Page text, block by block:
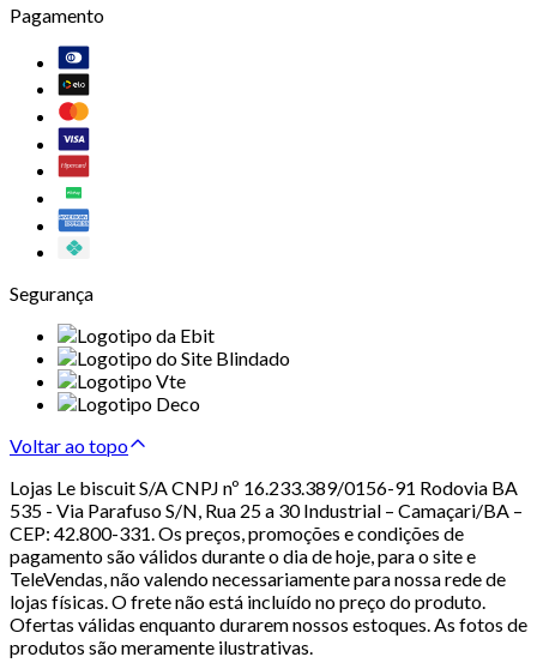
Pagamento
Segurança
Voltar ao topo
Lojas Le biscuit S/A CNPJ nº 16.233.389/0156-91 Rodovia BA
535 - Via Parafuso S/N, Rua 25 a 30 Industrial – Camaçari/BA –
CEP: 42.800-331. Os preços, promoções e condições de
pagamento são válidos durante o dia de hoje, para o site e
TeleVendas, não valendo necessariamente para nossa rede de
lojas físicas. O frete não está incluído no preço do produto.
Ofertas válidas enquanto durarem nossos estoques. As fotos de
produtos são meramente ilustrativas.